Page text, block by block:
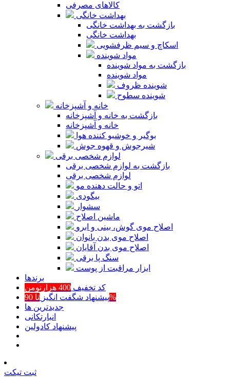
کالاهای مصرفی
بهداشت خانگی
بازگشت به بهداشت خانگی
بهداشت خانگی
اسکاچ و سیم ظرفشویی
مواد شوینده
بازگشت به مواد شوینده
مواد شوینده
شوینده ظروف
شوینده سطوح
خانه و آشپزخانه
بازگشت به خانه و آشپزخانه
خانه و آشپزخانه
بوگیر و خوشبو کننده هوا
شیرجوش و قهوه جوش
لوازم شخصی برقی
بازگشت به لوازم شخصی برقی
لوازم شخصی برقی
اتو و حالت دهنده مو
بیگودی
سشوار
ماشین اصلاح
اصلاح موی گوش، بینی و ابرو
اصلاح موی بدن بانوان
اصلاح موی بدن آقایان
سنگ پا برقی
ابزار مراقبت از پوست
برند‌ها
کد تخفیف 400 هزارتومن
پیشنهاد شگفت انگیزتا 90%
جدیدترین ها
انبارتکانی
پیشنهاد کادولین
ثبت تیکت